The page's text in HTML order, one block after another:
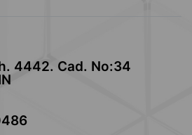
4442. Cad. No:34